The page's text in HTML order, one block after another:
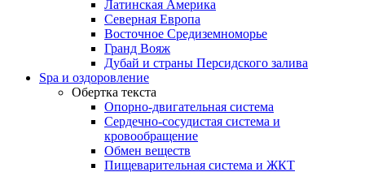
Латинская Америка
Северная Европа
Восточное Средиземноморье
Гранд Вояж
Дубай и страны Персидского залива
Spa и оздоровление
Обертка текста
Опорно-двигательная система
Сердечно-сосудистая система и
кровообращение
Обмен веществ
Пищеварительная система и ЖКТ